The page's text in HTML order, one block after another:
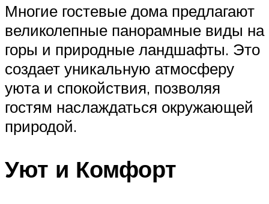
Многие гостевые дома предлагают
великолепные панорамные виды на
горы и природные ландшафты. Это
создает уникальную атмосферу
уюта и спокойствия, позволяя
гостям наслаждаться окружающей
природой.
Уют и Комфорт